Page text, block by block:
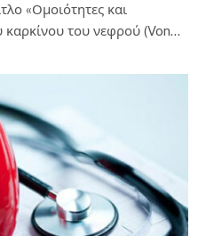
«Ομοιότητες και
καρκίνου του νεφρού (Von…